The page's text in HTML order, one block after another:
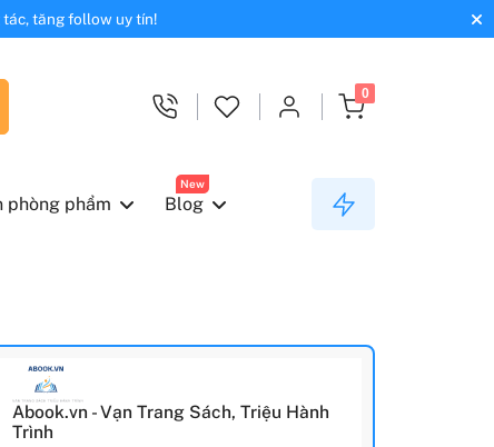
tăng follow uy tín!
0
phòng phẩm
New
Blog
Abook.vn - Vạn Trang Sách, Triệu Hành
Trình